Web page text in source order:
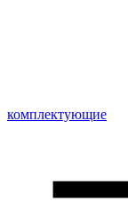
комплектующие